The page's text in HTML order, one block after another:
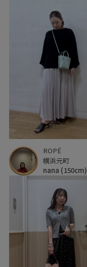
ROPÉ
横浜元町
nana (150cm)